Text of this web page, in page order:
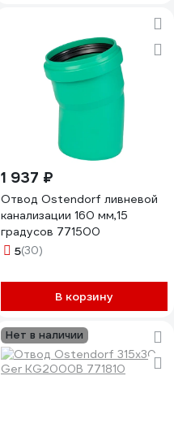
1 937 ₽
Отвод Ostendorf ливневой
канализации 160 мм,15
градусов 771500
5(30)
В корзину
Нет в наличии